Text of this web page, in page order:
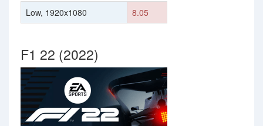
Low, 1920x1080 8.05
F1 22 (2022)